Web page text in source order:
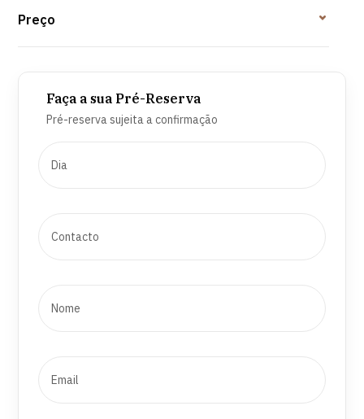
Preço
Faça a sua Pré-Reserva
Pré-reserva sujeita a confirmação